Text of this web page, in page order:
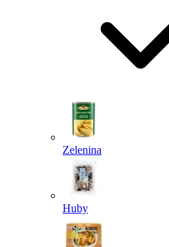
Zelenina
Huby